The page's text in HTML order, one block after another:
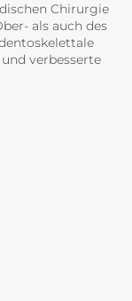
Chirurgie
als auch des
verbesserte